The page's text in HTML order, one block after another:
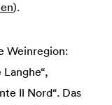
).
Weinregion:
Il Nord“. Das